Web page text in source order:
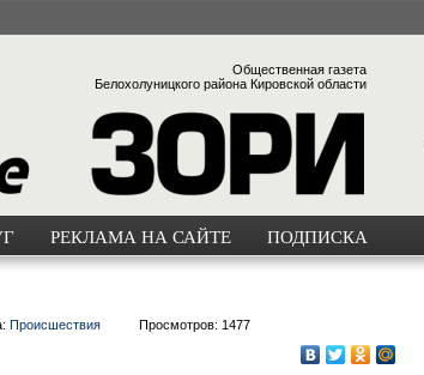
Общественная газета
Белохолуницкого района Кировской области
РЕКЛАМА НА САЙТЕ ПОДПИСКА
Происшествия Просмотров: 1477